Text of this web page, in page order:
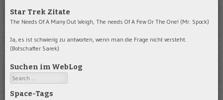
Star Trek Zitate
The Needs Of A Many Out Weigh, The needs Of A Few Or The One! (Mr. Spock)
Ja, es ist schwierig zu antworten, wenn man die Frage nicht versteht.
(Botschafter Sarek)
Suchen im WebLog
Search
Space-Tags